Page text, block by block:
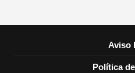
Aviso
Política